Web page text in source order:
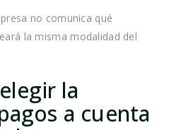
no comunica qué
la misma modalidad del
la
a cuenta